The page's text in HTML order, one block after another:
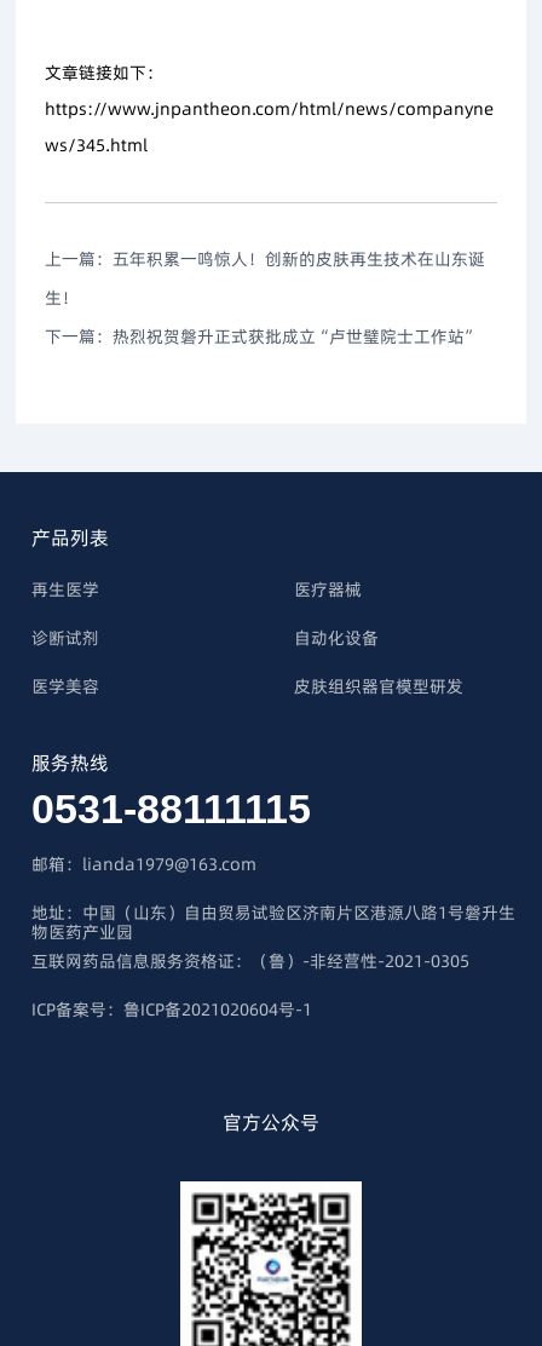
文章链接如下：
https://www.jnpantheon.com/html/news/companyne
ws/345.html
上一篇：五年积累一鸣惊人！创新的皮肤再生技术在山东诞
生！
下一篇：热烈祝贺磐升正式获批成立“卢世璧院士工作站”
产品列表
再生医学
医疗器械
诊断试剂
自动化设备
医学美容
皮肤组织器官模型研发
服务热线
0531-88111115
邮箱：lianda1979@163.com
地址：中国（山东）自由贸易试验区济南片区港源八路1号磐升生
物医药产业园
互联网药品信息服务资格证：（鲁）-非经营性-2021-0305
ICP备案号：鲁ICP备2021020604号-1
官方公众号